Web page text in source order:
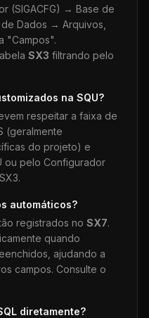
(SIGACFG) → Base de
Dados → Arquivos,
"Campos".
SX3 filtrando pelo
na SQU?
respeitar a faixa de
(geralmente
do projeto) e
ou pelo Configurador
automáticos?
registrados no SX7.
quando
ajudando a
campos. Consulte o
diretamente?